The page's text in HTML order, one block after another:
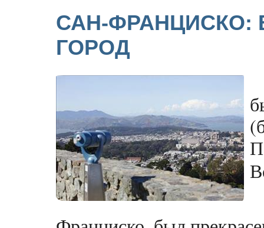
САН-ФРАНЦИСКО:
ГОРОД